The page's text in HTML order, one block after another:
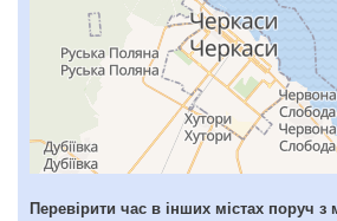
Перевірити час в інших містах поруч з